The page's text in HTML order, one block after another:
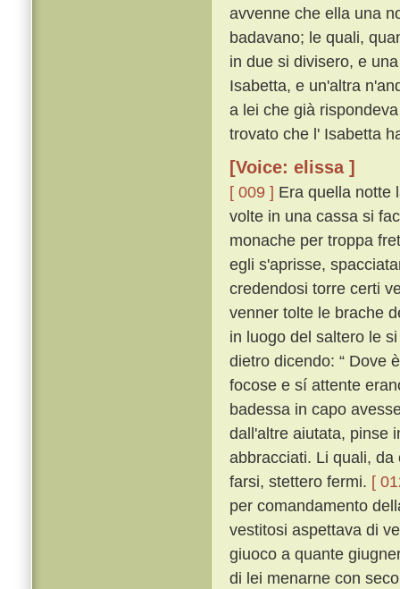
avvenne che ella una
badavano; le quali,
in due si divisero, e
Isabetta, e un'altra
a lei che già
trovato che l' Isabetta
[Voice: elissa ]
[ 009 ] Era quella notte
volte in una cassa si
monache per troppa
egli s'aprisse,
credendosi torre certi
venner tolte le brache
in luogo del saltero le
dietro dicendo: “ Dove
focose e sí attente
badessa in capo
dall'altre aiutata, pinse
abbracciati. Li quali,
farsi, stettero fermi. [
per comandamento
vestitosi aspettava di
giuoco a quante
di lei menarne con